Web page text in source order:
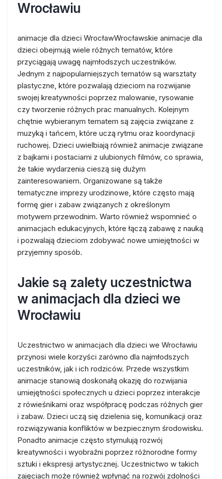
Wrocławiu
animacje dla dzieci WrocławWrocławskie animacje dla
dzieci obejmują wiele różnych tematów, które
przyciągają uwagę najmłodszych uczestników.
Jednym z najpopularniejszych tematów są warsztaty
plastyczne, które pozwalają dzieciom na rozwijanie
swojej kreatywności poprzez malowanie, rysowanie
czy tworzenie różnych prac manualnych. Kolejnym
chętnie wybieranym tematem są zajęcia związane z
muzyką i tańcem, które uczą rytmu oraz koordynacji
ruchowej. Dzieci uwielbiają również animacje związane
z bajkami i postaciami z ulubionych filmów, co sprawia,
że takie wydarzenia cieszą się dużym
zainteresowaniem. Organizowane są także
tematyczne imprezy urodzinowe, które często mają
formę gier i zabaw związanych z określonym
motywem przewodnim. Warto również wspomnieć o
animacjach edukacyjnych, które łączą zabawę z nauką
i pozwalają dzieciom zdobywać nowe umiejętności w
przyjemny sposób.
Jakie są zalety uczestnictwa
w animacjach dla dzieci we
Wrocławiu
Uczestnictwo w animacjach dla dzieci we Wrocławiu
przynosi wiele korzyści zarówno dla najmłodszych
uczestników, jak i ich rodziców. Przede wszystkim
animacje stanowią doskonałą okazję do rozwijania
umiejętności społecznych u dzieci poprzez interakcje
z rówieśnikami oraz współpracę podczas różnych gier
i zabaw. Dzieci uczą się dzielenia się, komunikacji oraz
rozwiązywania konfliktów w bezpiecznym środowisku.
Ponadto animacje często stymulują rozwój
kreatywności i wyobraźni poprzez różnorodne formy
sztuki i ekspresji artystycznej. Uczestnictwo w takich
zajęciach może również wpłynąć na rozwój zdolności